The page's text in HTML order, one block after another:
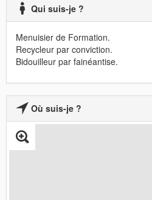
Qui suis-je ?
Menuisier de Formation.
Recycleur par conviction.
Bidouilleur par fainéantise.
Où suis-je ?